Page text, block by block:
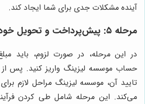
آینده مشکلات جدی برای شما ایجاد کند.
مرحله ۵: پیش‌پرداخت و تحویل خودرو
در این مرحله، در صورت لزوم، باید
حساب موسسه لیزینگ واریز کنید. پس
تایید آن، موسسه لیزینگ مراحل لازم
می‌کند. این مرحله شامل طی کردن